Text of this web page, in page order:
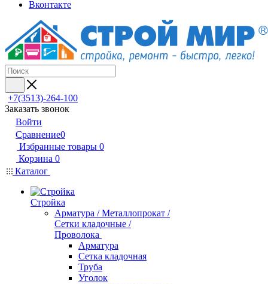
Вконтакте
+7(3513)-264-100
Заказать звонок
Войти
Сравнение0
Избранные товары 0
Корзина 0
Каталог
Стройка
Арматура / Металлопрокат /
Сетки кладочные /
Проволока
Арматура
Сетка кладочная
Труба
Уголок